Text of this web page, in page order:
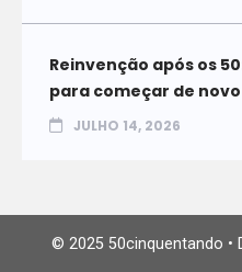
Reinvenção após os
para começar de novo
JULHO 14, 2026
© 2025 50cinquentando •